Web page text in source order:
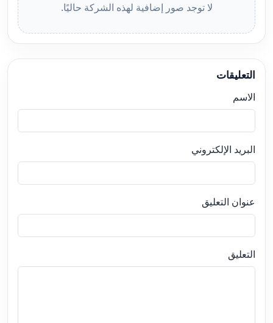
لا توجد صور إضافية لهذه الشركة حاليًا.
التعليقات
الاسم
البريد الإلكتروني
عنوان التعليق
التعليق